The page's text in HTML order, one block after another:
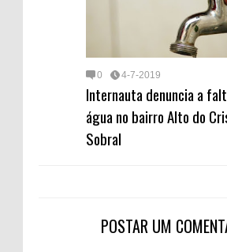
0 4-7-2019
Internauta denuncia a
água no bairro Alto do
Sobral
POSTAR UM